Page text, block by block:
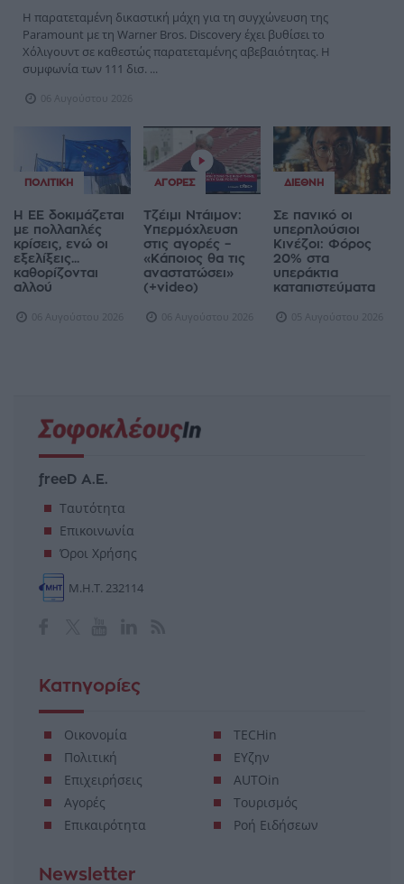
Η παρατεταμένη δικαστική μάχη για τη συγχώνευση της
Paramount με τη Warner Bros. Discovery έχει βυθίσει το
Χόλιγουντ σε καθεστώς παρατεταμένης αβεβαιότητας. Η
συμφωνία των 111 δισ. ...
06 Αυγούστου 2026
ΠΟΛΙΤΙΚΉ
Η ΕΕ δοκιμάζεται
με πολλαπλές
κρίσεις, ενώ οι
εξελίξεις...
καθορίζονται
αλλού
06 Αυγούστου 2026
ΑΓΟΡΈΣ
Τζέιμι Ντάιμον:
Υπερμόχλευση
στις αγορές –
«Κάποιος θα τις
αναστατώσει»
(+video)
06 Αυγούστου 2026
ΔΙΕΘΝΉ
Σε πανικό οι
υπερπλούσιοι
Κινέζοι: Φόρος
20% στα
υπεράκτια
καταπιστεύματα
05 Αυγούστου 2026
freeD Α.Ε.
Ταυτότητα
Επικοινωνία
Όροι Χρήσης
Μ.Η.Τ. 232114
Κατηγορίες
Οικονομία
Πολιτική
Επιχειρήσεις
Αγορές
Επικαιρότητα
TECHin
ΕΥζην
AUTOin
Τουρισμός
Ροή Ειδήσεων
Newsletter